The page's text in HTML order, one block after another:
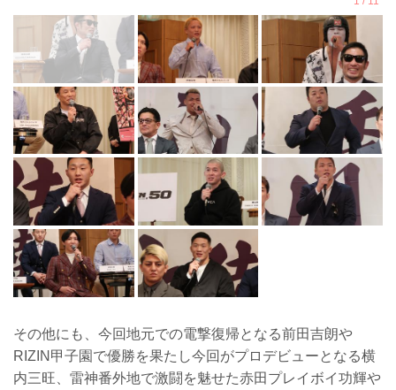
その他にも、今回地元での電撃復帰となる前田吉朗や
RIZIN甲子園で優勝を果たし今回がプロデビューとなる横
内三旺、雷神番外地で激闘を魅せた赤田プレイボイ功輝や